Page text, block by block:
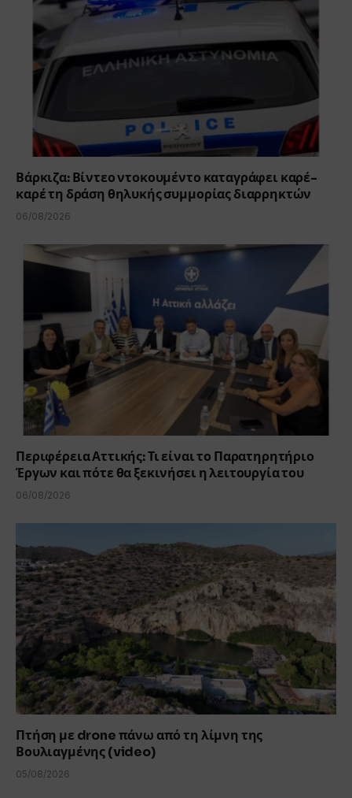
Βάρκιζα: Βίντεο ντοκουμέντο καταγράφει καρέ-
καρέ τη δράση θηλυκής συμμορίας διαρρηκτών
06/08/2026
Περιφέρεια Αττικής: Τι είναι το Παρατηρητήριο
Έργων και πότε θα ξεκινήσει η λειτουργία του
06/08/2026
Πτήση με drone πάνω από τη λίμνη της
Βουλιαγμένης (video)
05/08/2026